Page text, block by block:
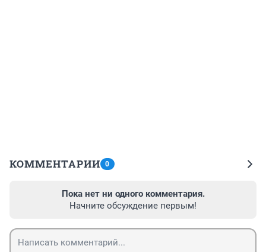
КОММЕНТАРИИ 0
Пока нет ни одного комментария.
Начните обсуждение первым!